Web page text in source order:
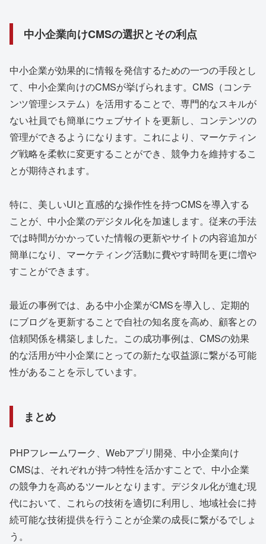
中小企業向けCMSの選択とその利点
中小企業が効果的に情報を発信するための一つの手段とし
て、中小企業向けのCMSが挙げられます。CMS（コンテ
ンツ管理システム）を活用することで、専門的なスキルが
ない社員でも簡単にウェブサイトを更新し、コンテンツの
管理ができるようになります。これにより、マーケティン
グ戦略を柔軟に変更することができ、競争力を維持するこ
とが期待されます。
特に、美しいUIと直感的な操作性を持つCMSを導入する
ことが、中小企業のデジタル化を加速します。従来の手法
では時間がかかっていた情報の更新やサイトの内容追加が
簡単になり、マーケティング活動に費やす時間を更に増や
すことができます。
最近の事例では、ある中小企業がCMSを導入し、定期的
にブログを更新することで自社の知名度を高め、顧客との
信頼関係を構築しました。この成功事例は、CMSの効果
的な活用が中小企業にとっての新たな収益源に繋がる可能
性があることを示しています。
まとめ
PHPフレームワーク、Webアプリ開発、中小企業向け
CMSは、それぞれが持つ特性を活かすことで、中小企業
の競争力を高めるツールとなります。デジタル化が進む現
代において、これらの技術を適切に利用し、地域社会に持
続可能な技術提供を行うことが企業の成長に繋がるでしょ
う。